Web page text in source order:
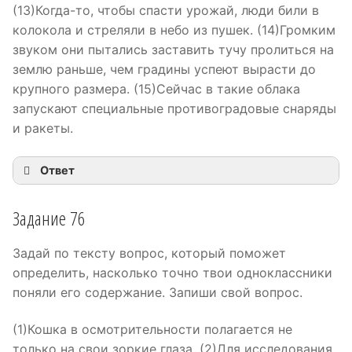
(13)Когда-то, чтобы спасти урожай, люди били в
колокола и стреляли в небо из пушек. (14)Громким
звуком они пытались заставить тучу пролиться на
землю раньше, чем градины успеют вырасти до
крупного размера. (15)Сейчас в такие облака
запускают специальные противоградовые снаряды
и ракеты.
Ответ
Задание 76
Задай по тексту вопрос, который поможет
определить, насколько точно твои одноклассники
поняли его содержание. Запиши свой вопрос.
(1)Кошка в осмотрительности полагается не